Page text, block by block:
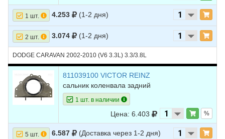
29 DODGE STRATUS
30 JEEP LIBERTY 2005 L4 2.4L
31 JEEP LIBERTY 2004 L4 2.4L
32 JEEP LIBERTY 2003 L4 2.4L
JEEP LIBERTY 2002
34 JEEP WRANGLER 2006
2005 L4 2.4L
36 JEEP WRANGLER 2004 L4 2.4L
1 шт. 4.253 (1-2 дня)
2 шт. 3.074 (1-2 дня)
DODGE CARAVAN 2002-2010 (V6 3.3L) 3.3/3.8L
811039100 VICTOR REINZ
сальник коленвала задний
1 шт. в наличии
Цена: 6.403 %
5 шт. 6.587 (Доставка через 1-2 дня)